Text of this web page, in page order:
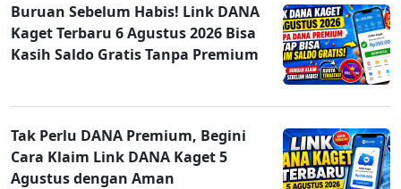
Buruan Sebelum Habis! Link DANA
Kaget Terbaru 6 Agustus 2026 Bisa
Kasih Saldo Gratis Tanpa Premium
Tak Perlu DANA Premium, Begini
Cara Klaim Link DANA Kaget 5
Agustus dengan Aman